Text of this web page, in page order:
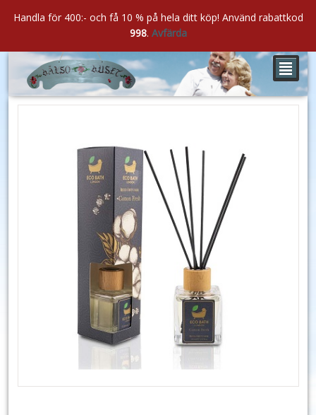
²
Handla för 400:- och få 10 % på hela ditt köp! Använd rabattkod
998. Avfärda